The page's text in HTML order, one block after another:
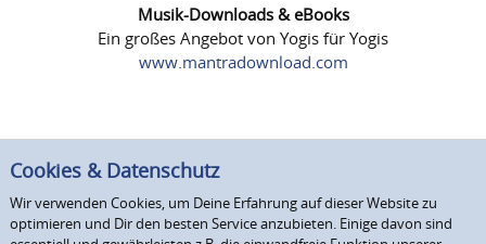
Musik-Downloads & eBooks
Ein großes Angebot von Yogis für Yogis
www.mantradownload.com
Cookies & Datenschutz
Wir verwenden Cookies, um Deine Erfahrung auf dieser Website zu
optimieren und Dir den besten Service anzubieten. Einige davon sind